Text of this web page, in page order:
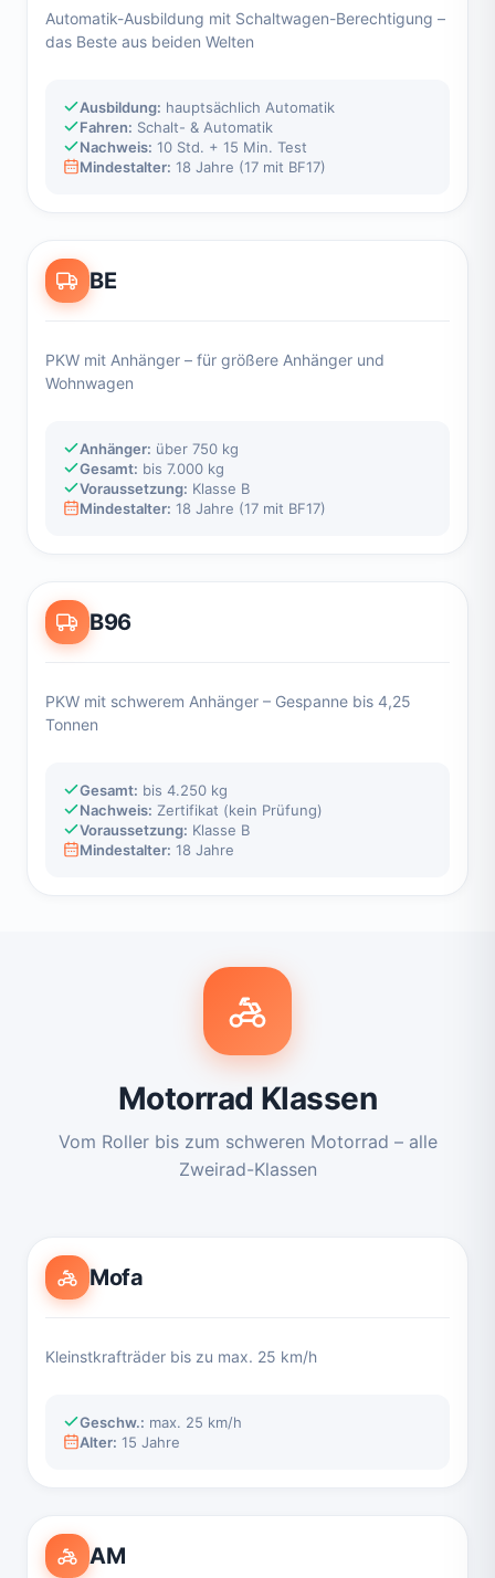
Automatik-Ausbildung mit Schaltwagen-Berechtigung –
das Beste aus beiden Welten
Ausbildung: hauptsächlich Automatik
Fahren: Schalt- & Automatik
Nachweis: 10 Std. + 15 Min. Test
Mindestalter: 18 Jahre (17 mit BF17)
BE
PKW mit Anhänger – für größere Anhänger und
Wohnwagen
Anhänger: über 750 kg
Gesamt: bis 7.000 kg
Voraussetzung: Klasse B
Mindestalter: 18 Jahre (17 mit BF17)
B96
PKW mit schwerem Anhänger – Gespanne bis 4,25
Tonnen
Gesamt: bis 4.250 kg
Nachweis: Zertifikat (kein Prüfung)
Voraussetzung: Klasse B
Mindestalter: 18 Jahre
Motorrad Klassen
Vom Roller bis zum schweren Motorrad – alle
Zweirad-Klassen
Mofa
Kleinstkrafträder bis zu max. 25 km/h
Geschw.: max. 25 km/h
Alter: 15 Jahre
AM